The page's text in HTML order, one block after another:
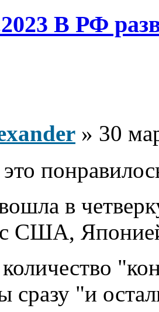
В РФ
» 30
в
с США,
сразу "и